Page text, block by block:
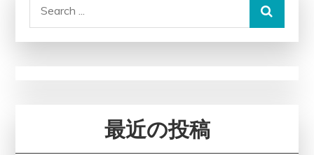
あ
適
最近の投稿